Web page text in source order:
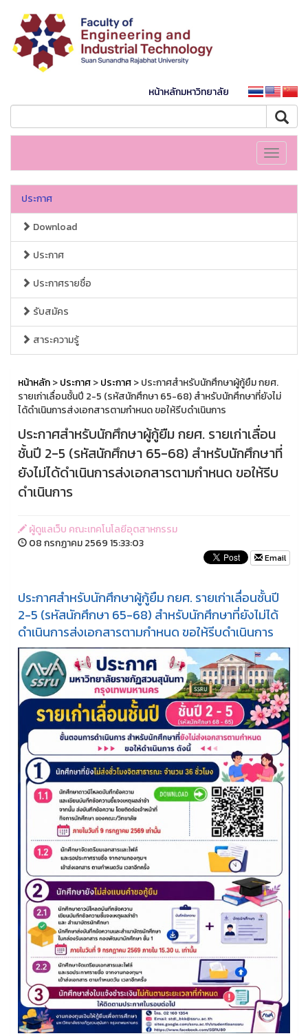
หน้าหลักมหาวิทยาลัย
Toggle
ประกาศ
Download
ประกาศ
ประกาศรายชื่อ
รับสมัคร
สาระความรู้
หน้าหลัก>ประกาศ>ประกาศ> ประกาศสำหรับนักศึกษาผู้กู้ยืม กยศ.
รายเก่าเลื่อนชั้นปี 2-5 (รหัสนักศึกษา 65-68) สำหรับนักศึกษาที่ยังไม่
ได้ดำเนินการส่งเอกสารตามกำหนด ขอให้รีบดำเนินการ
ประกาศสำหรับนักศึกษาผู้กู้ยืม กยศ. รายเก่าเลื่อน
ชั้นปี 2-5 (รหัสนักศึกษา 65-68) สำหรับนักศึกษาที่
ยังไม่ได้ดำเนินการส่งเอกสารตามกำหนด ขอให้รีบ
ดำเนินการ
ผู้ดูแลเว็บ คณะเทคโนโลยีอุตสาหกรรม
08 กรกฏาคม 2569 15:33:03
Email
ประกาศสำหรับนักศึกษาผู้กู้ยืม กยศ. รายเก่าเลื่อนชั้นปี
2-5 (รหัสนักศึกษา 65-68) สำหรับนักศึกษาที่ยังไม่ได้
ดำเนินการส่งเอกสารตามกำหนด ขอให้รีบดำเนินการ